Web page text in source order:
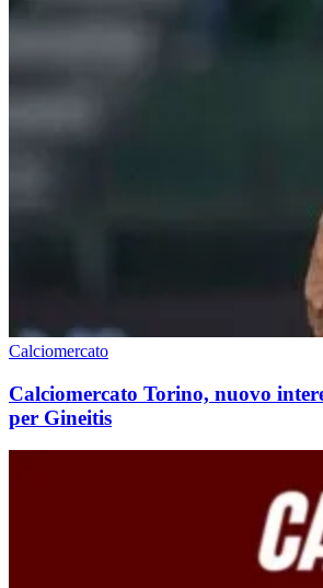
Calciomercato
Calciomercato Torino, nuovo
per Gineitis